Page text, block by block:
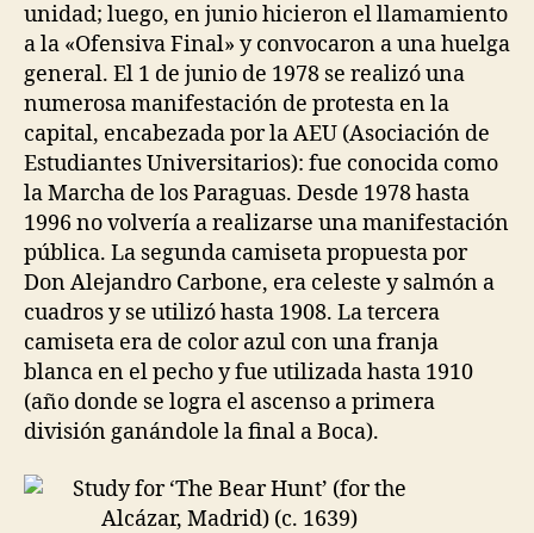
unidad; luego, en junio hicieron el llamamiento
a la «Ofensiva Final» y convocaron a una huelga
general. El 1 de junio de 1978 se realizó una
numerosa manifestación de protesta en la
capital, encabezada por la AEU (Asociación de
Estudiantes Universitarios): fue conocida como
la Marcha de los Paraguas. Desde 1978 hasta
1996 no volvería a realizarse una manifestación
pública. La segunda camiseta propuesta por
Don Alejandro Carbone, era celeste y salmón a
cuadros y se utilizó hasta 1908. La tercera
camiseta era de color azul con una franja
blanca en el pecho y fue utilizada hasta 1910
(año donde se logra el ascenso a primera
división ganándole la final a Boca).